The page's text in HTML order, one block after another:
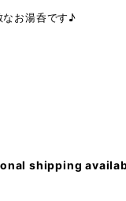
なお湯呑です♪
shipping